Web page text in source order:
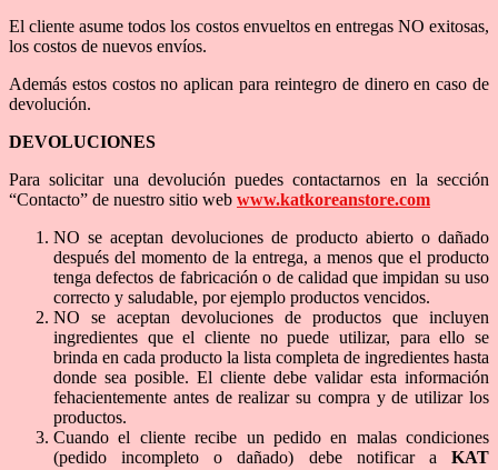
El cliente asume todos los costos envueltos en entregas NO exitosas,
los costos de nuevos envíos.
Además estos costos no aplican para reintegro de dinero en caso de
devolución.
DEVOLUCIONES
Para solicitar una devolución puedes contactarnos en la sección
“Contacto” de nuestro sitio web www.katkoreanstore.com
NO se aceptan devoluciones de producto abierto o dañado
después del momento de la entrega, a menos que el producto
tenga defectos de fabricación o de calidad que impidan su uso
correcto y saludable, por ejemplo productos vencidos.
NO se aceptan devoluciones de productos que incluyen
ingredientes que el cliente no puede utilizar, para ello se
brinda en cada producto la lista completa de ingredientes hasta
donde sea posible. El cliente debe validar esta información
fehacientemente antes de realizar su compra y de utilizar los
productos.
Cuando el cliente recibe un pedido en malas condiciones
(pedido incompleto o dañado) debe notificar a KAT